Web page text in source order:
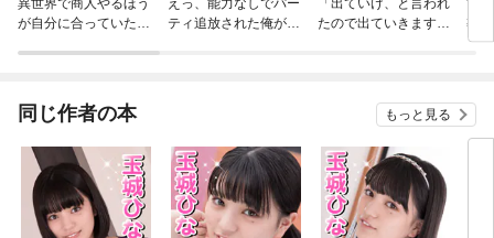
異世界で商人やるほう
が自分に合っていたの
えっ、能力なしでパー
ティ追放された俺が全
「出ていけ、と言われ
たので出ていきます」
宮
導
も
同じ作者の本 もっと見る